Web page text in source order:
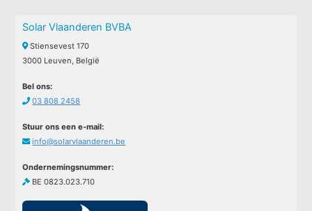
Solar Vlaanderen BVBA
Stiensevest 170
3000 Leuven, België
Bel ons:
03 808 2458
Stuur ons een e-mail:
info@solarvlaanderen.be
Ondernemingsnummer:
BE 0823.023.710